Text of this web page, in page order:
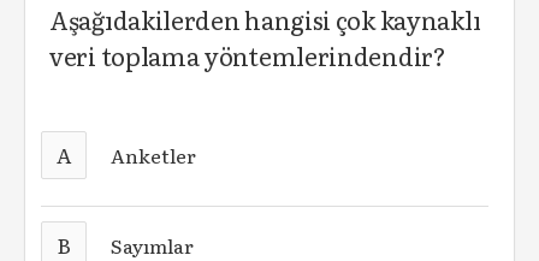
Aşağıdakilerden hangisi çok kaynaklı
veri toplama yöntemlerindendir?
A Anketler
B Sayımlar